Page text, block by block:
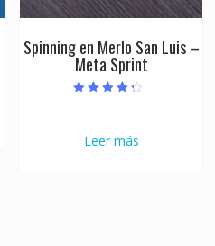
Spinning en Merlo San Luis –
Meta Sprint
Leer más